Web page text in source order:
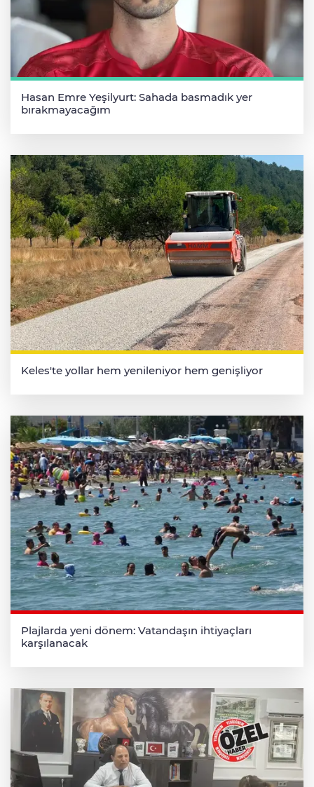
Hasan Emre Yeşilyurt: Sahada basmadık yer
bırakmayacağım
Keles'te yollar hem yenileniyor hem genişliyor
Plajlarda yeni dönem: Vatandaşın ihtiyaçları
karşılanacak